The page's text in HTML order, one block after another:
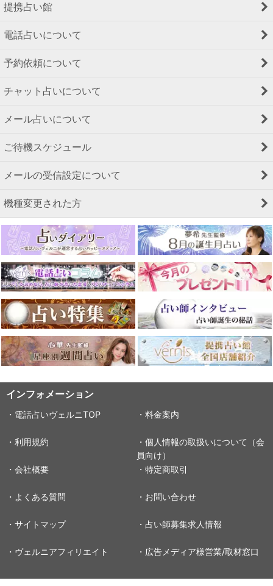
提携占い館
電話占いについて
予約依頼について
チャット占いについて
メール占いについて
ご待機スケジュール
メールの受信設定について
機種変更された方
インフォメーション
・電話占いヴェルニTOP ・料金案内
・利用規約
・個人情報の取扱いについて（会
員向け）
・会社概要
・特定商取引
・よくある質問 ・お問い合わせ
・サイトマップ ・占い師募集求人情報
・ヴェルニアフィリエイト ・広告メディア様営業/取材窓口